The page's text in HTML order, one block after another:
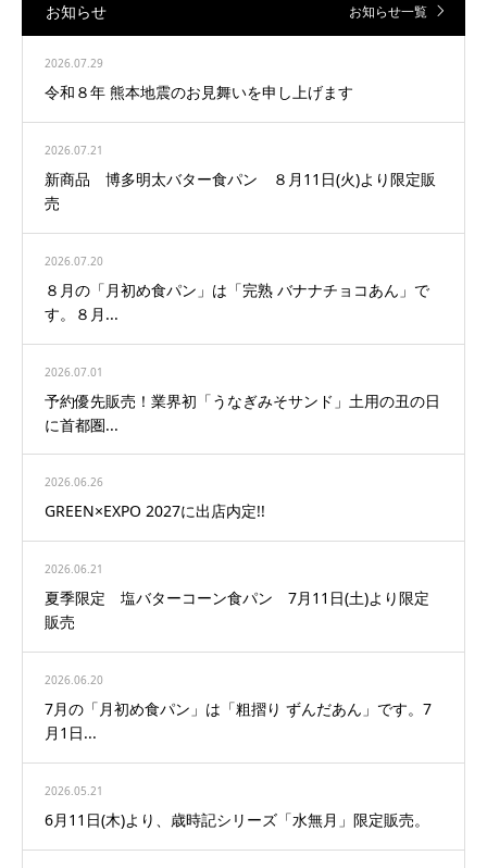
お知らせ お知らせ一覧
2026.07.29
令和８年 熊本地震のお見舞いを申し上げます
2026.07.21
新商品 博多明太バター食パン ８月11日(火)より限定販
売
2026.07.20
８月の「月初め食パン」は「完熟 バナナチョコあん」で
す。８月...
2026.07.01
予約優先販売！業界初「うなぎみそサンド」土用の丑の日
に首都圏...
2026.06.26
GREEN×EXPO 2027に出店内定!!
2026.06.21
夏季限定 塩バターコーン食パン 7月11日(土)より限定
販売
2026.06.20
7月の「月初め食パン」は「粗摺り ずんだあん」です。7
月1日...
2026.05.21
6月11日(木)より、歳時記シリーズ「水無月」限定販売。